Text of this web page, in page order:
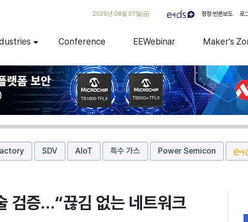
2026년 08월 07일(금) 정정·반론보도 로
Conference EEWebinar Maker's
SDV AIoT 특수 가스 Power Semicon
검증…“끊김 없는 네트워크